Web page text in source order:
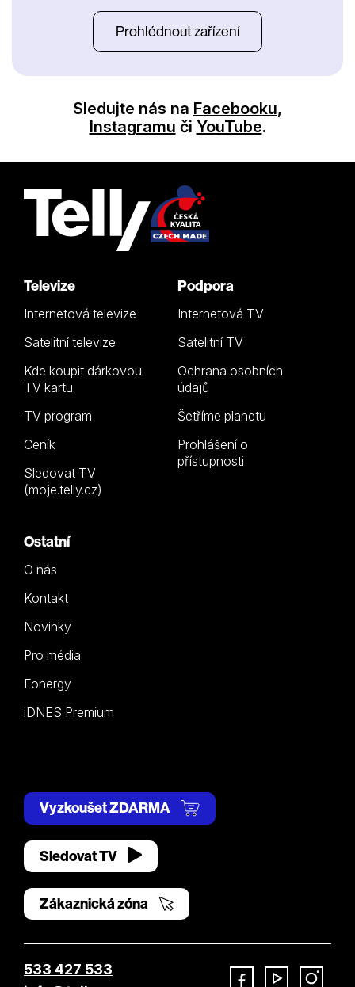
Prohlédnout zařízení
Sledujte nás na Facebooku,
Instagramu či YouTube.
Televize
Internetová televize
Satelitní televize
Kde koupit dárkovou
TV kartu
TV program
Ceník
Sledovat TV
(moje.telly.cz)
Podpora
Internetová TV
Satelitní TV
Ochrana osobních
údajů
Šetříme planetu
Prohlášení o
přístupnosti
Ostatní
O nás
Kontakt
Novinky
Pro média
Fonergy
iDNES Premium
Vyzkoušet ZDARMA
Sledovat TV
Zákaznická zóna
533 427 533